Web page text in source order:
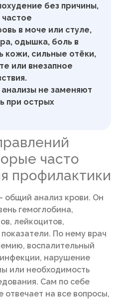
без причины,
в моче или стуле,
одышка, боль в
кожи, сильные отёки,
или внезапное
не заменяют
при острых
часто
профилактики
общий анализ крови. Он
гемоглобина,
лейкоцитов,
По нему врач
воспалительный
нарушение
или необходимость
Сам по себе
отвечает на все вопросы,